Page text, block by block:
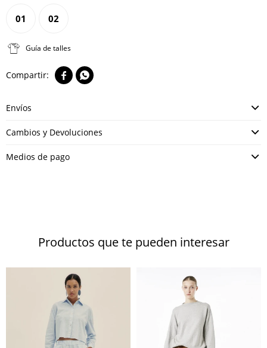
01 02
Guía de talles
 
Envíos
Cambios y Devoluciones
Medios de pago
Productos que te pueden interesar